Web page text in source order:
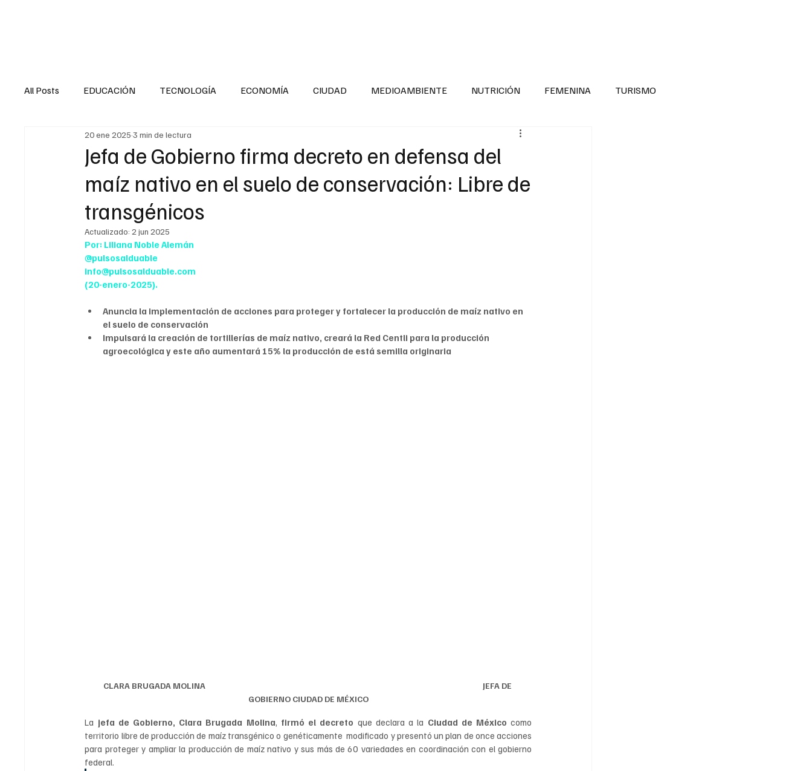
All Posts EDUCACIÓN TECNOLOGÍA ECONOMÍA CIUDAD MEDIOAMBIENTE NUTRICIÓN FEMENINA TURISMO
SALUD EN EL SECTOR PÚBLICO SALUD INFANTIL
LA ENTREVISTA ANIMAL FITNESS ADOLESCENTES RESPONSABILIDAD SOCIAL
INTERNACIONAL GENERAL
Jefa de Gobierno firma decreto en defensa del
maíz nativo en el suelo de conservación: Libre de
transgénicos
20 ene 2025 3 min de lectura
Actualizado:2 jun 2025
Por: Liliana Noble Alemán
@pulsosalduable
info@pulsosalduable.com
(20-enero-2025).
Anuncia la implementación de acciones para proteger y fortalecer la producción de maíz nativo en
el suelo de conservación
Impulsará la creación de tortillerías de maíz nativo, creará la Red Centli para la producción
agroecológica y este año aumentará 15% la producción de está semilla originaria
CLARA BRUGADA MOLINA                                                                                                                                                         JEFA DE
GOBIERNO CIUDAD DE MÉXICO
La jefa de Gobierno, Clara Brugada Molina, firmó el decreto que declara a la Ciudad de México como
territorio libre de producción de maíz transgénico o genéticamente  modificado y presentó un plan de once acciones
para proteger y ampliar la producción de maíz nativo y sus más de 60 variedades en coordinación con el gobierno
federal.